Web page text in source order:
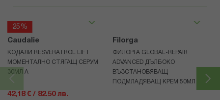
25%
Caudalie
КОДАЛИ RESVERATROL LIFT
МОМЕНТАЛНО СТЯГАЩ СЕРУМ
30МЛ А
42,18 € / 82.50 лв.
Filorga
ФИЛОРГА GLOBAL-REPAIR
ADVANCED ДЪЛБОКО
ВЪЗСТАНОВЯВАЩ
ПОДМЛАДЯВАЩ КРЕМ 50МЛ